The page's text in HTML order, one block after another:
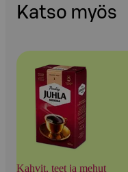
Katso myös
Kahvit, teet ja mehut